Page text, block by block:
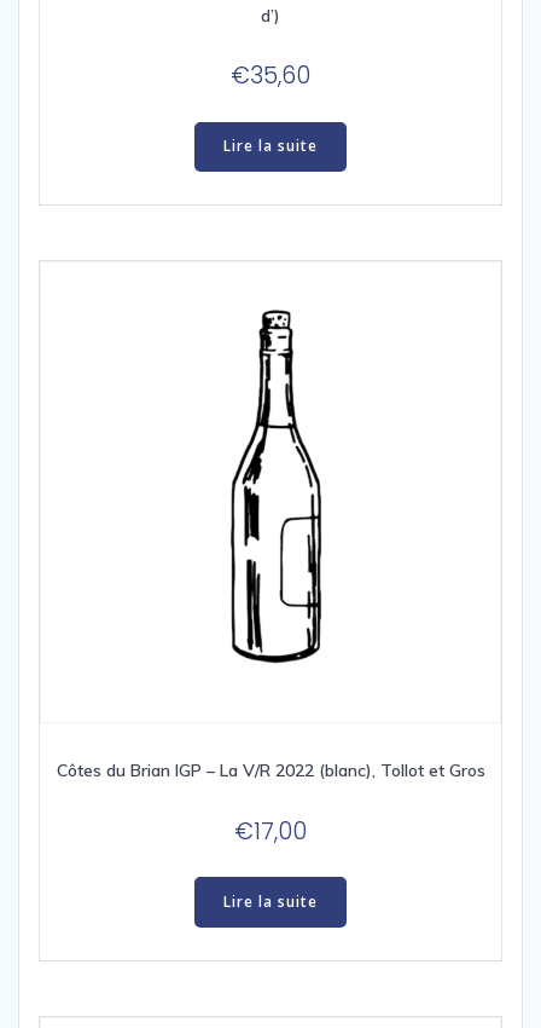
d’)
€35,60
Lire la suite
Côtes du Brian IGP – La V/R 2022 (blanc), Tollot et Gros
€17,00
Lire la suite